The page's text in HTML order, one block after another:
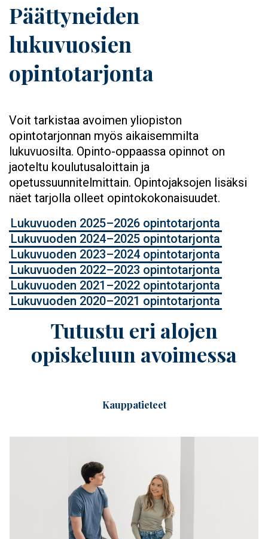
Päättyneiden
lukuvuosien
opintotarjonta
Voit tarkistaa avoimen yliopiston
opintotarjonnan myös aikaisemmilta
lukuvuosilta. Opinto-oppaassa opinnot on
jaoteltu koulutusaloittain ja
opetussuunnitelmittain. Opintojaksojen lisäksi
näet tarjolla olleet opintokokonaisuudet.
Lukuvuoden 2025–2026 opintotarjonta
Lukuvuoden 2024–2025 opintotarjonta
Lukuvuoden 2023–2024 opintotarjonta
Lukuvuoden 2022–2023 opintotarjonta
Lukuvuoden 2021–2022 opintotarjonta
Lukuvuoden 2020–2021 opintotarjonta
Tutustu eri alojen
opiskeluun avoimessa
Kauppatieteet